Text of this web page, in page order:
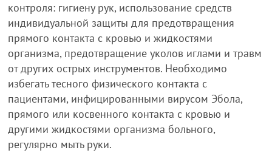
контроля: гигиену рук, использование средств
индивидуальной защиты для предотвращения
прямого контакта с кровью и жидкостями
организма, предотвращение уколов иглами и травм
от других острых инструментов. Необходимо
избегать тесного физического контакта с
пациентами, инфицированными вирусом Эбола,
прямого или косвенного контакта с кровью и
другими жидкостями организма больного,
регулярно мыть руки.